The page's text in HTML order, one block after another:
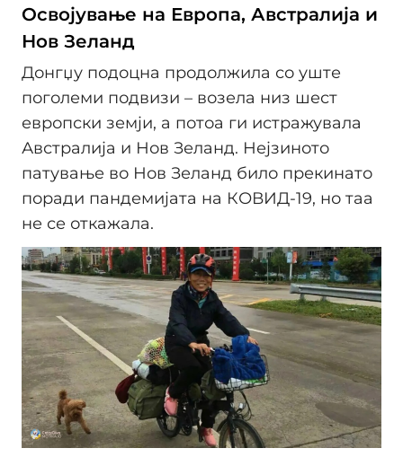
Освојување на Европа, Австралија и
Нов Зеланд
Донгџу подоцна продолжила со уште
поголеми подвизи – возела низ шест
европски земји, а потоа ги истражувала
Австралија и Нов Зеланд. Нејзиното
патување во Нов Зеланд било прекинато
поради пандемијата на КОВИД-19, но таа
не се откажала.